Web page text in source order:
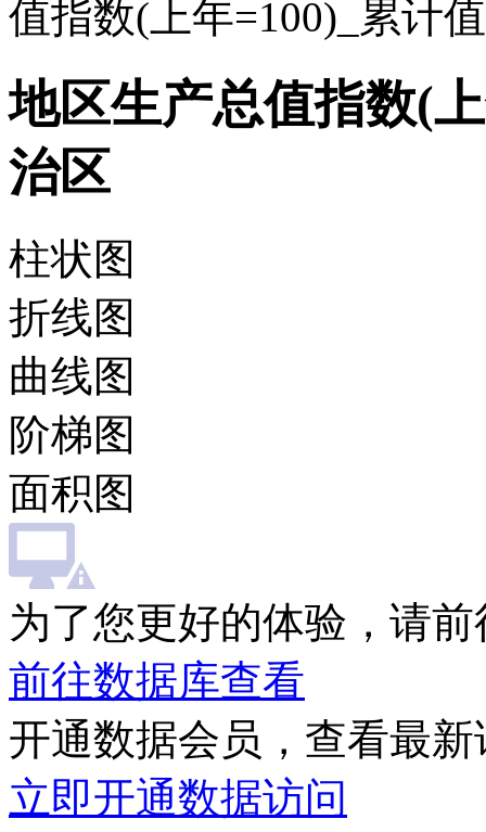
值指数(上年=100)_累计
地区生产总值指数(
治区
柱状图
折线图
曲线图
阶梯图
面积图
为了您更好的体验，请
前往数据库查看
开通数据会员，查看最
立即开通数据访问